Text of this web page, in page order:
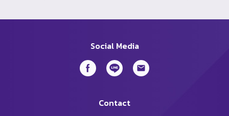
Social Media
Contact